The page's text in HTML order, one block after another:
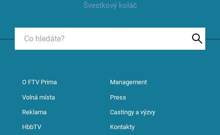
Švestkový koláč
O FTV Prima Management
Volná místa Press
Reklama Castingy a výzvy
HbbTV Kontakty